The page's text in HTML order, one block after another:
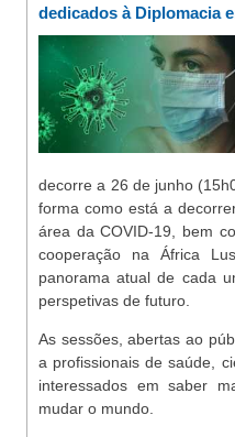
dedicados à Diplomacia
decorre a 26 de junho
forma como está a
área da COVID-19, bem
cooperação na África
panorama atual de cada
perspetivas de futuro.
As sessões, abertas ao
a profissionais de saúde,
interessados em saber
mudar o mundo.